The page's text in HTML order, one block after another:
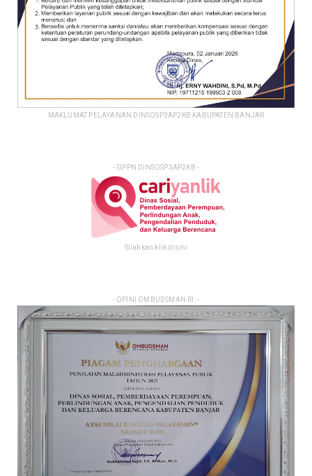
MAKLUMAT PELAYANAN DINSOSP3AP2KB KABUPATEN BANJAR
- SIPPN DINSOSP3AP2KB -
Silahkan klik disini
- OPINI OMBUDSMAN RI: -